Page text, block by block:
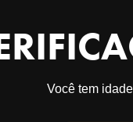
Você tem